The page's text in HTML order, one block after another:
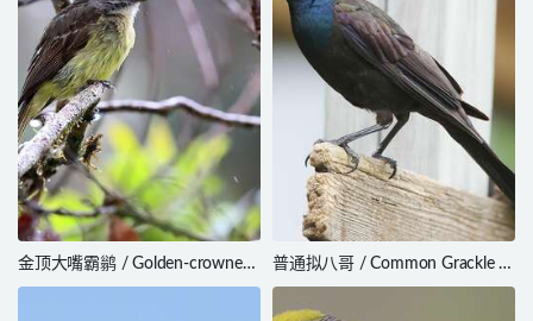
金顶大嘴霸鹟 / Golden-crowned
Flycatcher / Myiodynastes
普通拟八哥 / Common Grackle /
Quiscalus quiscula